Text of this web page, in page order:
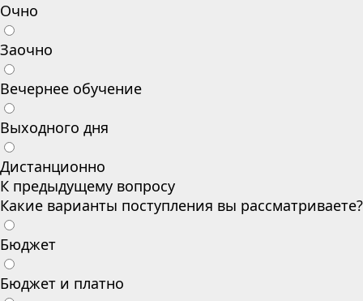
Очно
Заочно
Вечернее обучение
Выходного дня
Дистанционно
К предыдущему вопросу
Какие варианты поступления вы рассматриваете?
Бюджет
Бюджет и платно